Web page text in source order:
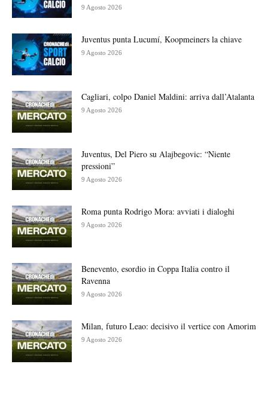
9 Agosto 2026
Juventus punta Lucumí, Koopmeiners la chiave
9 Agosto 2026
Cagliari, colpo Daniel Maldini: arriva dall’Atalanta
9 Agosto 2026
Juventus, Del Piero su Alajbegovic: “Niente
pressioni”
9 Agosto 2026
Roma punta Rodrigo Mora: avviati i dialoghi
9 Agosto 2026
Benevento, esordio in Coppa Italia contro il
Ravenna
9 Agosto 2026
Milan, futuro Leao: decisivo il vertice con Amorim
9 Agosto 2026